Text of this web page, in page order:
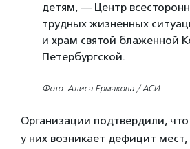
детям, — Центр
трудных жизненных
и храм святой блаженной
Петербургской.
Фото: Алиса Ермакова / АСИ
Организации подтвердили,
у них возникает дефицит